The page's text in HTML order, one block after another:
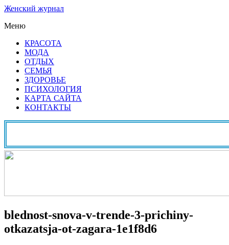
Женский журнал
Меню
КРАСОТА
МОДА
ОТДЫХ
СЕМЬЯ
ЗДОРОВЬЕ
ПСИХОЛОГИЯ
КАРТА САЙТА
КОНТАКТЫ
blednost-snova-v-trende-3-prichiny-
otkazatsja-ot-zagara-1e1f8d6